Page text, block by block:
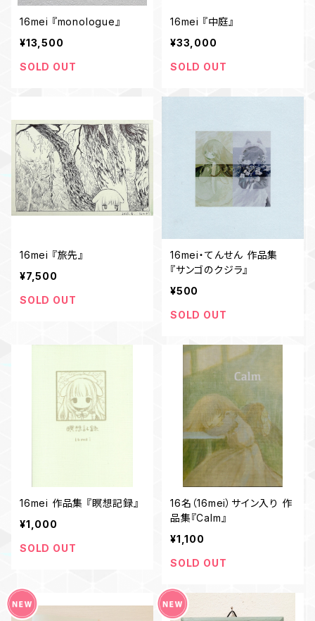
16mei 『monologue』
¥13,500
SOLD OUT
16mei 『中庭』
¥33,000
SOLD OUT
16mei 『旅先』
¥7,500
SOLD OUT
16mei・てんせん 作品集
『サンゴのクジラ』
¥500
SOLD OUT
16mei 作品集 『瞑想記録』
¥1,000
SOLD OUT
16名（16mei）サイン入り 作
品集『Calm』
¥1,100
SOLD OUT